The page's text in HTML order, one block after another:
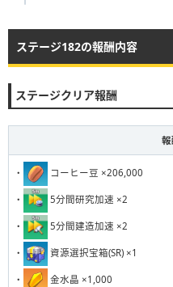
173 174
181 182 183 184 185
191 192 193
201 202 203 204 205
211 212 213 214 215
221
231
ステージ182の報酬内容
ステージクリア報酬
・ コーヒー豆 ×206,000
・ 5分間研究加速 ×2
・ 5分間建造加速 ×2
・ 資源選択宝箱(SR) ×1
・ 金水晶 ×1,000